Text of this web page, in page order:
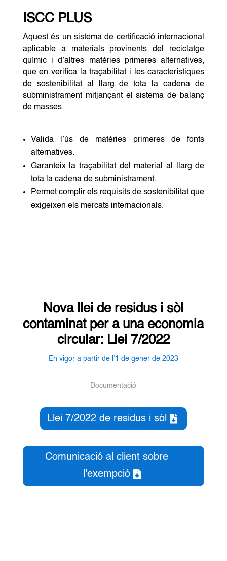
ISCC PLUS
Aquest és un sistema de certificació internacional
aplicable a materials provinents del reciclatge
químic i d’altres matèries primeres alternatives,
que en verifica la traçabilitat i les característiques
de sostenibilitat al llarg de tota la cadena de
subministrament mitjançant el sistema de balanç
de masses.
Valida l’ús de matèries primeres de fonts
alternatives.
Garanteix la traçabilitat del material al llarg de
tota la cadena de subministrament.
Permet complir els requisits de sostenibilitat que
exigeixen els mercats internacionals.
Nova llei de residus i sòl
contaminat per a una economia
circular: Llei 7/2022
En vigor a partir de l’1 de gener de 2023
Documentació
Llei 7/2022 de residus i sòl
Comunicació al client sobre
l'exempció